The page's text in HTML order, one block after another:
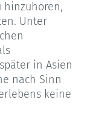
hinzuhören,
Unter
in Asien
nach Sinn
keine